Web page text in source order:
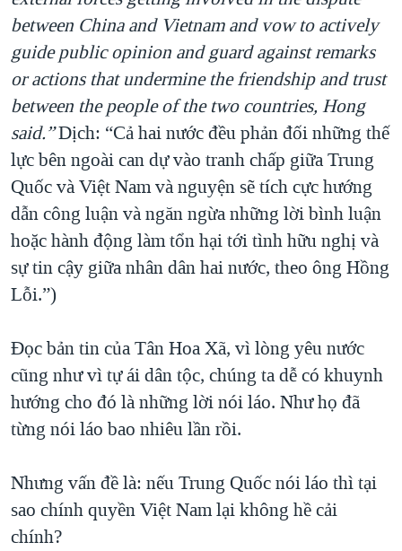
between China and Vietnam and vow to actively
guide public opinion and guard against remarks
or actions that undermine the friendship and trust
between the people of the two countries, Hong
said.”Dịch: “Cả hai nước đều phản đối những thế
lực bên ngoài can dự vào tranh chấp giữa Trung
Quốc và Việt Nam và nguyện sẽ tích cực hướng
dẫn công luận và ngăn ngừa những lời bình luận
hoặc hành động làm tổn hại tới tình hữu nghị và
sự tin cậy giữa nhân dân hai nước, theo ông Hồng
Lỗi.”)
Đọc bản tin của Tân Hoa Xã, vì lòng yêu nước
cũng như vì tự ái dân tộc, chúng ta dễ có khuynh
hướng cho đó là những lời nói láo. Như họ đã
từng nói láo bao nhiêu lần rồi.
Nhưng vấn đề là: nếu Trung Quốc nói láo thì tại
sao chính quyền Việt Nam lại không hề cải
chính?